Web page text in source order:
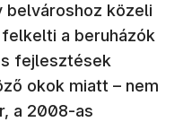
belvároshoz közeli
a beruházók
fejlesztések
okok miatt – nem
a 2008-as